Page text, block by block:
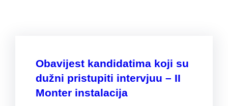
Obavijest kandidatima koji su
dužni pristupiti intervjuu – II
Monter instalacija